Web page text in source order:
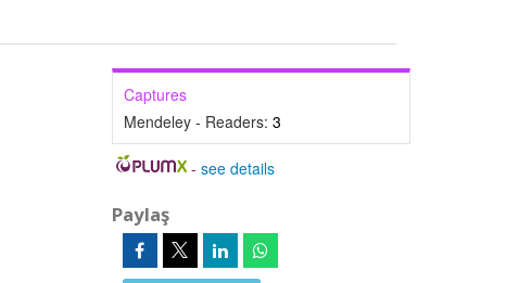
Captures
Mendeley - Readers: 3
-see details
Paylaş